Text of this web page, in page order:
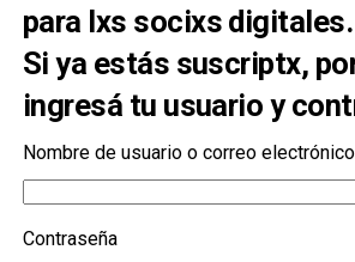
para lxs socixs digitales.
Si ya estás suscriptx,
ingresá tu usuario y
Nombre de usuario o correo electrónico
Contraseña